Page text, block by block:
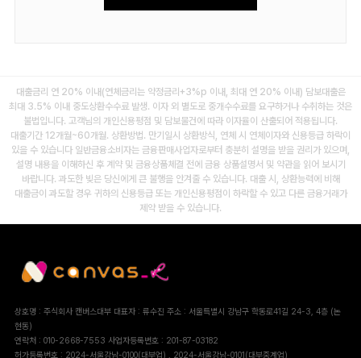
대출금리 연 20% 이내(연체금리는 약정금리+3%p 이내, 최대 연 20% 이내) 담보대출은
최대 3.5% 이내 중도상환수수료 발생. 이자 외 별도로 중개수수료를 요구하거나 수취하는 것은
불법입니다. 고객님의 개인신용평점 및 담보물건에 따라 이자율이 산출되어 적용됩니다.
대출기간 12개월~60개월. 상환방법. 만기일시 상환방식, 연체 시 연체이자와 신용등급 하락이
있을 수 있습니다 일반금융소비자는 금융판매사업자로부터 충분히 설명을 받을 권리가 있으며,
설명 내용을 이해하신 후 계약 및 금융상품체결 전에 금융 상품설명서 및 약관을 읽어 보시기
바랍니다. 과도한 빚은 당신에게 큰 불행을 안겨줄 수 있습니다. 대출 시, 상환능력에 비해
대출금이 과도할 경우 귀하의 신용등급 또는 개인신용평점이 하락할 수 있고 다른 금융거래가
제약 받을 수 있습니다.
상호명 : 주식회사 캔버스대부 대표자 : 류수진 주소 : 서울특별시 강남구 학동로41길 24-3, 4층 (논
현동)
연락처 : 010-2668-7553 사업자등록번호 : 201-87-03182
허가등록번호 : 2024-서울강남-0100(대부업) , 2024-서울강남-0101(대부중계업)